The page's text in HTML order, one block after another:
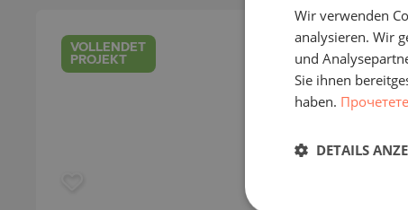
VOLLENDET
PROJEKT
Wir verwenden
analysieren. Wir
und
Sie ihnen
haben.
DETAILS